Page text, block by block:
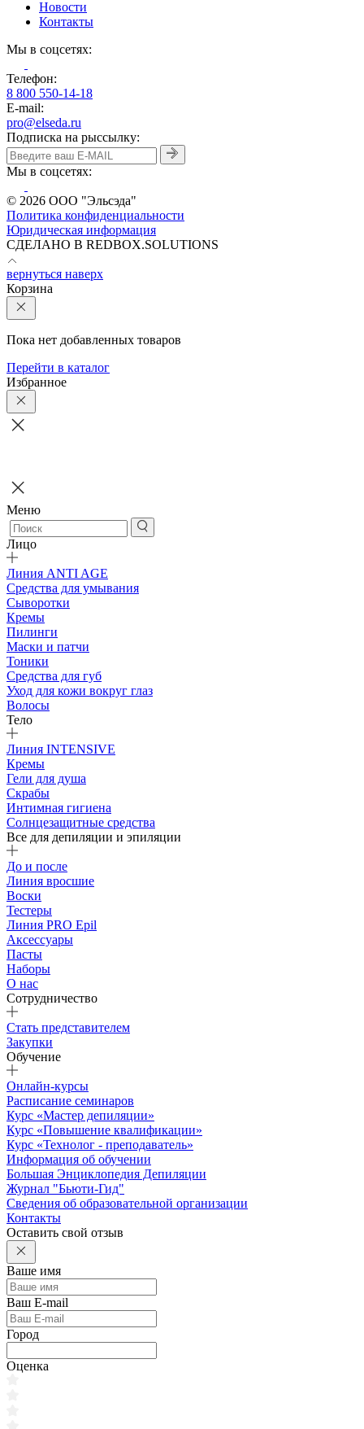
Новости
Контакты
Мы в соцсетях:
Телефон:
8 800 550-14-18
E-mail:
pro@elseda.ru
Подписка на рыссылку:
Мы в соцсетях:
© 2026 ООО "Эльсэда"
Политика конфиденциальности
Юридическая информация
CДЕЛАНО В REDBOX.SOLUTIONS
вернуться наверх
Корзина
Пока нет добавленных товаров
Перейти в каталог
Избранное
Меню
Лицо
Линия ANTI AGE
Средства для умывания
Сыворотки
Кремы
Пилинги
Маски и патчи
Тоники
Средства для губ
Уход для кожи вокруг глаз
Волосы
Тело
Линия INTENSIVE
Кремы
Гели для душа
Скрабы
Интимная гигиена
Солнцезащитные средства
Все для депиляции и эпиляции
До и после
Линия вросшие
Воски
Тестеры
Линия PRO Epil
Аксессуары
Пасты
Наборы
О нас
Сотрудничество
Стать представителем
Закупки
Обучение
Онлайн-курсы
Расписание семинаров
Курс «Мастер депиляции»
Курс «Повышение квалификации»
Курс «Технолог - преподаватель»
Информация об обучении
Большая Энциклопедия Депиляции
Журнал "Бьюти-Гид"
Сведения об образовательной организации
Контакты
Оставить свой отзыв
Ваше имя
Ваш E-mail
Город
Оценка